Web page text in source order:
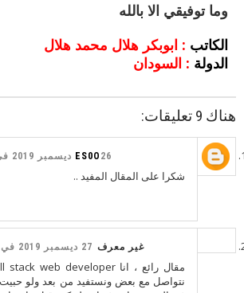
وما توفيقي الا بالله
الكاتب : ابوبكر هلال محمد هلال
الدولة : السودان
هناك 9 تعليقات:
ES0O 26 ديسمبر 2019 في 6:50 م
شكرا على المقال المفيد ..
غير معرف 27 ديسمبر 2019 في 6:00 ص
نتواصل مع بعض ونستفيد من بعد ولو